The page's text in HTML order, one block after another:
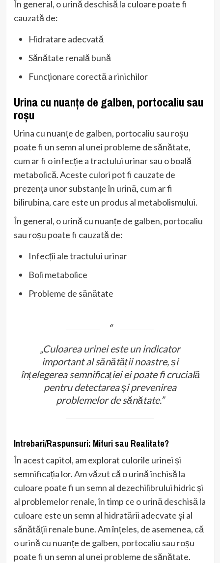
În general, o urină deschisă la culoare poate fi
cauzată de:
Hidratare adecvată
Sănătate renală bună
Funcționare corectă a rinichilor
Urina cu nuanțe de galben, portocaliu sau
roșu
Urina cu nuanțe de galben, portocaliu sau roșu
poate fi un semn al unei probleme de sănătate,
cum ar fi o infecție a tractului urinar sau o boală
metabolică. Aceste culori pot fi cauzate de
prezența unor substanțe în urină, cum ar fi
bilirubina, care este un produs al metabolismului.
În general, o urină cu nuanțe de galben, portocaliu
sau roșu poate fi cauzată de:
Infecții ale tractului urinar
Boli metabolice
Probleme de sănătate
„Culoarea urinei este un indicator
important al sănătății noastre, și
înțelegerea semnificației ei poate fi crucială
pentru detectarea și prevenirea
problemelor de sănătate.”
Intrebari/Raspunsuri: Mituri sau Realitate?
În acest capitol, am explorat culorile urinei și
semnificația lor. Am văzut că o urină închisă la
culoare poate fi un semn al dezechilibrului hidric și
al problemelor renale, în timp ce o urină deschisă la
culoare este un semn al hidratării adecvate și al
sănătății renale bune. Am înțeles, de asemenea, că
o urină cu nuanțe de galben, portocaliu sau roșu
poate fi un semn al unei probleme de sănătate.